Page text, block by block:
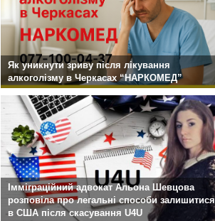
Як уникнути зриву після лікування
алкоголізму в Черкасах “НАРКОМЕД”
Імміграційний адвокат Альона Шевцова
розповіла про легальні способи залишитися
в США після скасування U4U